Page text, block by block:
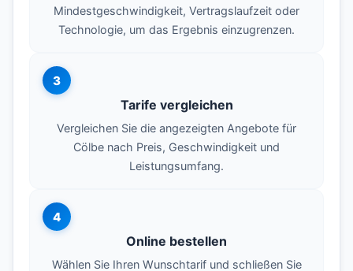
Mindestgeschwindigkeit, Vertragslaufzeit oder
Technologie, um das Ergebnis einzugrenzen.
3
Tarife vergleichen
Vergleichen Sie die angezeigten Angebote für
Cölbe nach Preis, Geschwindigkeit und
Leistungsumfang.
4
Online bestellen
Wählen Sie Ihren Wunschtarif und schließen Sie